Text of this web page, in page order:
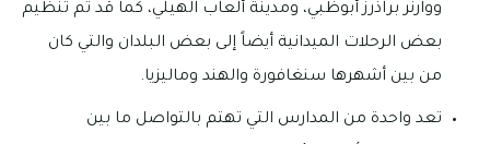
ووارنر براذرز أبوظبي، ومدينة ألعاب الهيلي، كما قد تم تنظيم
بعض الرحلات الميدانية أيضاً إلى بعض البلدان والتي كان
من بين أشهرها سنغافورة والهند وماليزيا.
تعد واحدة من المدارس التي تهتم بالتواصل ما بين